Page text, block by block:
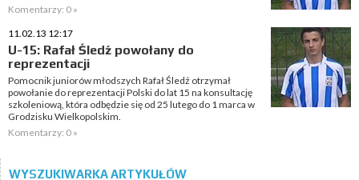
Komentarzy: 0 »
11.02.13 12:17
U-15: Rafał Śledź powołany do
reprezentacji
Pomocnik juniorów młodszych Rafał Śledź otrzymał
powołanie do reprezentacji Polski do lat 15 na konsultację
szkoleniową, która odbędzie się od 25 lutego do 1 marca w
Grodzisku Wielkopolskim.
Komentarzy: 0 »
WYSZUKIWARKA ARTYKUŁÓW